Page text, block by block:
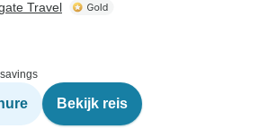
Travel
Bekijk reis